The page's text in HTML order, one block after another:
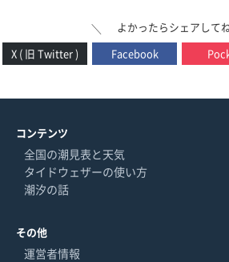
＼ よかったらシェアして
X ( 旧 Twitter )
Facebook
コンテンツ
全国の潮見表と天気
タイドウェザーの使い方
潮汐の話
その他
運営者情報